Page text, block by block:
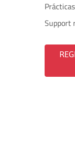
Support